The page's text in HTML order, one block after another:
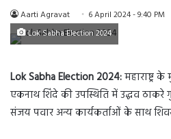
Aarti Agravat 6 April 2024 - 9:40 PM
Lok Sabha Election 2024
Lok Sabha Election 2024:महाराष्ट्र
एकनाथ शिंदे की उपस्थिति में उद्धव
संजय पवार अन्य कार्यकर्ताओं के साथ